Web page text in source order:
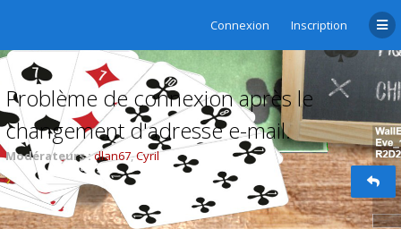
Connexion Inscription
Problème de connexion après le
changement d'adresse e-mail.
Modérateurs :dlan67,Cyril